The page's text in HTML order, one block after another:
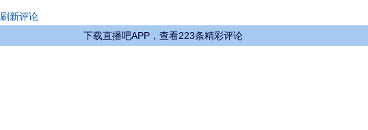
刷新评论
下载直播吧APP，查看223条精彩评论